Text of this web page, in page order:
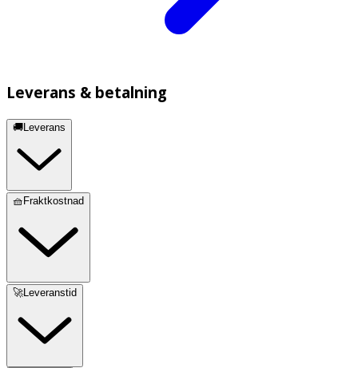
Leverans & betalning
🚚Leverans
🧺Fraktkostnad
🚀Leveranstid